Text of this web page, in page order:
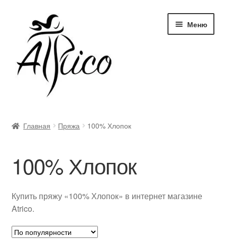
Перейти
навигации
Перейти
содержимому
Меню
Контакты
Корзина
Главная Пряжа 100% Хлопок
100% Хлопок
Купить пряжу «100% Хлопок» в интернет магазине
Atrico.